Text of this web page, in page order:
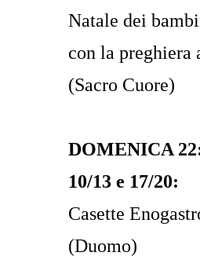
Natale dei
con la preghiera
(Sacro Cuore)
DOMENICA
10/13 e 17/20:
Casette
(Duomo)